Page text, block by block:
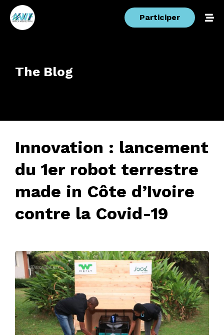
Participer
The Blog
Innovation : lancement
du 1er robot terrestre
made in Côte d’Ivoire
contre la Covid-19